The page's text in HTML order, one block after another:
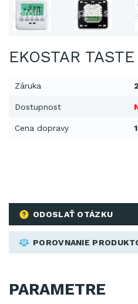
EKOSTAR
Záruka
Dostupnost
Cena dopravy
ODOSLAŤ OTÁZKU
POROVNANIE
PARAMETRE